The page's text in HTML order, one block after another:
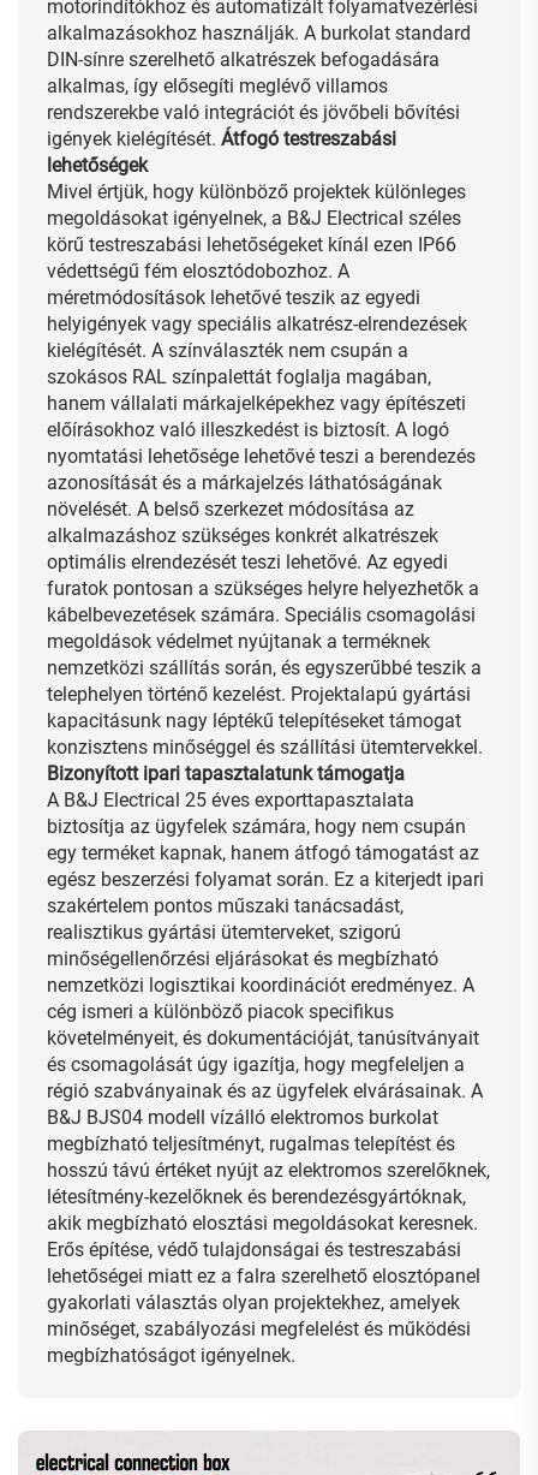
motorindítókhoz és automatizált folyamatvezérlési
alkalmazásokhoz használják. A burkolat standard
DIN-sínre szerelhető alkatrészek befogadására
alkalmas, így elősegíti meglévő villamos
rendszerekbe való integrációt és jövőbeli bővítési
igények kielégítését. Átfogó testreszabási
lehetőségek
Mivel értjük, hogy különböző projektek különleges
megoldásokat igényelnek, a B&J Electrical széles
körű testreszabási lehetőségeket kínál ezen IP66
védettségű fém elosztódobozhoz. A
méretmódosítások lehetővé teszik az egyedi
helyigények vagy speciális alkatrész-elrendezések
kielégítését. A színválaszték nem csupán a
szokásos RAL színpalettát foglalja magában,
hanem vállalati márkajelképekhez vagy építészeti
előírásokhoz való illeszkedést is biztosít. A logó
nyomtatási lehetősége lehetővé teszi a berendezés
azonosítását és a márkajelzés láthatóságának
növelését. A belső szerkezet módosítása az
alkalmazáshoz szükséges konkrét alkatrészek
optimális elrendezését teszi lehetővé. Az egyedi
furatok pontosan a szükséges helyre helyezhetők a
kábelbevezetések számára. Speciális csomagolási
megoldások védelmet nyújtanak a terméknek
nemzetközi szállítás során, és egyszerűbbé teszik a
telephelyen történő kezelést. Projektalapú gyártási
kapacitásunk nagy léptékű telepítéseket támogat
konzisztens minőséggel és szállítási ütemtervekkel.
Bizonyított ipari tapasztalatunk támogatja
A B&J Electrical 25 éves exporttapasztalata
biztosítja az ügyfelek számára, hogy nem csupán
egy terméket kapnak, hanem átfogó támogatást az
egész beszerzési folyamat során. Ez a kiterjedt ipari
szakértelem pontos műszaki tanácsadást,
realisztikus gyártási ütemterveket, szigorú
minőségellenőrzési eljárásokat és megbízható
nemzetközi logisztikai koordinációt eredményez. A
cég ismeri a különböző piacok specifikus
követelményeit, és dokumentációját, tanúsítványait
és csomagolását úgy igazítja, hogy megfeleljen a
régió szabványainak és az ügyfelek elvárásainak. A
B&J BJS04 modell vízálló elektromos burkolat
megbízható teljesítményt, rugalmas telepítést és
hosszú távú értéket nyújt az elektromos szerelőknek,
létesítmény-kezelőknek és berendezésgyártóknak,
akik megbízható elosztási megoldásokat keresnek.
Erős építése, védő tulajdonságai és testreszabási
lehetőségei miatt ez a falra szerelhető elosztópanel
gyakorlati választás olyan projektekhez, amelyek
minőséget, szabályozási megfelelést és működési
megbízhatóságot igényelnek.